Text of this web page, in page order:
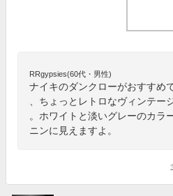
RRgypsies(60代・男性)
ナイキのダンクローがおすすめ
、ちょっとレトロなヴィンテー
。ホワイトと淡いグレーのカラ
ニンに見えますよ。